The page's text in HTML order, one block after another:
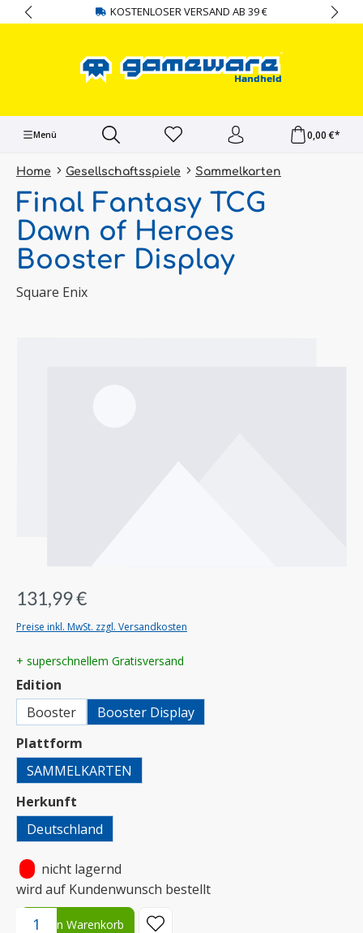
springen KOSTENLOSER VERSAND AB 39 €
Menü 0,00 €*
Home Gesellschaftsspiele Sammelkarten
Final Fantasy TCG
Dawn of Heroes
Booster Display
Square Enix
131,99 €
Preise inkl. MwSt. zzgl. Versandkosten
+ superschnellem Gratisversand
Edition
Booster
Booster Display
Plattform
SAMMELKARTEN
Herkunft
Deutschland
nicht lagernd
wird auf Kundenwunsch bestellt
Produkt Anzahl: Gib den gewünschten Wert ein oder benutze
In den Warenkorb